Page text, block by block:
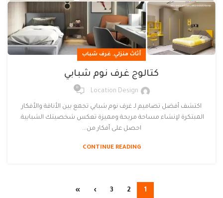
أثاث منزلي, غرف شباب
كتالوج غرف نوم شبابي
Location Design
0
اكتشف أفضل تصاميم لـ غرف نوم شبابي تجمع بين الأناقة والأفكار
المبتكرة لإنشاء مساحة مريحة ومميزة تعكس شخصيتك الشبابية.
احصل على أفكار من...
CONTINUE READING
1
2
3
›
»